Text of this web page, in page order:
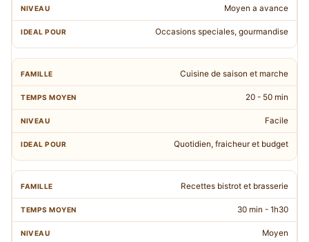
Moyen a avance
Occasions speciales, gourmandise
Cuisine de saison et marche
20 - 50 min
Facile
Quotidien, fraicheur et budget
Recettes bistrot et brasserie
30 min - 1h30
Moyen